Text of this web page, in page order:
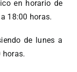
en horario de
18:00 horas.
de lunes a
horas.